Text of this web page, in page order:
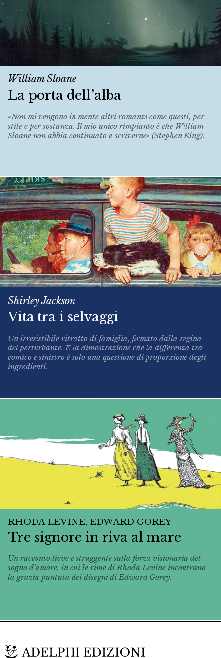
William Sloane
La porta dell’alba
«Non mi vengono in mente altri romanzi come questi, per
stile e per sostanza. Il mio unico rimpianto è che William
Sloane non abbia continuato a scriverne» (Stephen King).
Shirley Jackson
Vita tra i selvaggi
Un irresistibile ritratto di famiglia, firmato dalla regina
del perturbante. E la dimostrazione che la differenza tra
comico e sinistro è solo una questione di proporzione degli
ingredienti.
RHODA LEVINE, EDWARD GOREY
Tre signore in riva al mare
Un racconto lieve e struggente sulla forza visionaria del
sogno d’amore, in cui le rime di Rhoda Levine incontrano
la grazia puntuta dei disegni di Edward Gorey.